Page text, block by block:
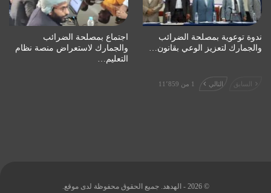
ندوة توعوية بمصلحة الضرائب
والجمارك لتعزيز الوعي بقانون…
اجتماع بمصلحة الضرائب
والجمارك لاستعراض منصة نظام
التعليم…
السابق التالي 1 من 11٬859
© 2026 - الهدهد. جميع الحقوق محفوظة لدى موقع.